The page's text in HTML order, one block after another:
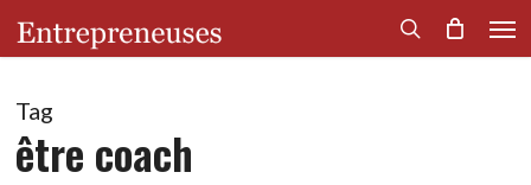
content
search
Tag
être coach